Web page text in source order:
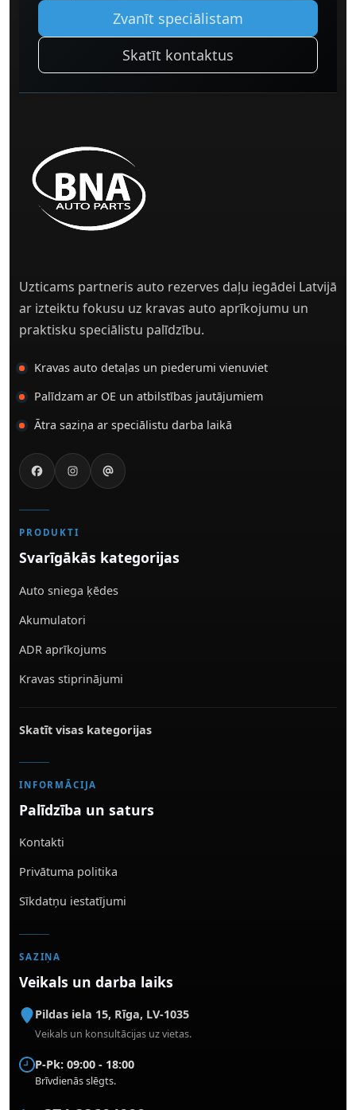
Zvanīt speciālistam
Skatīt kontaktus
Uzticams partneris auto rezerves daļu iegādei Latvijā
ar izteiktu fokusu uz kravas auto aprīkojumu un
praktisku speciālistu palīdzību.
Kravas auto detaļas un piederumi vienuviet
Palīdzam ar OE un atbilstības jautājumiem
Ātra saziņa ar speciālistu darba laikā
PRODUKTI
Svarīgākās kategorijas
Auto sniega ķēdes
Akumulatori
ADR aprīkojums
Kravas stiprinājumi
Skatīt visas kategorijas
INFORMĀCIJA
Palīdzība un saturs
Kontakti
Privātuma politika
Sīkdatņu iestatījumi
SAZIŅA
Veikals un darba laiks
Pildas iela 15, Rīga, LV-1035
Veikals un konsultācijas uz vietas.
P-Pk: 09:00 - 18:00
Brīvdienās slēgts.